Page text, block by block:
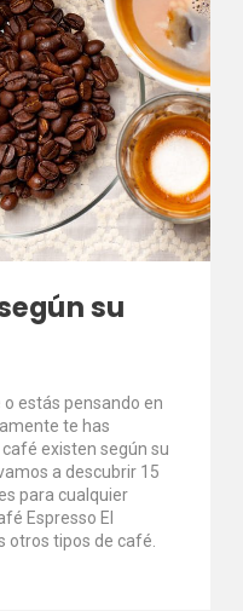
su
estás pensando en
te has
existen según su
a descubrir 15
para cualquier
Espresso El
otros tipos de café.